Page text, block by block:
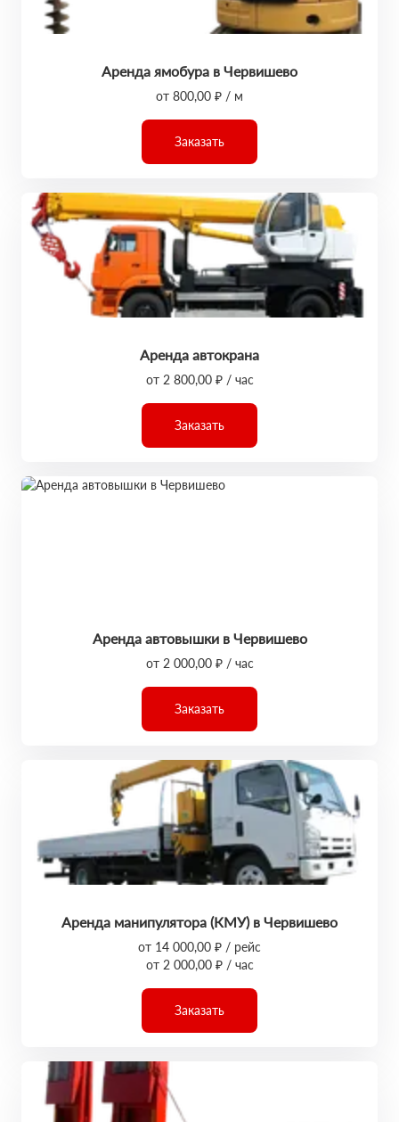
Аренда ямобура в Червишево
от 800,00 ₽ / м
Заказать
Аренда автокрана
от 2 800,00 ₽ / час
Заказать
Аренда автовышки в Червишево
от 2 000,00 ₽ / час
Заказать
Аренда манипулятора (КМУ) в Червишево
от 14 000,00 ₽ / рейс
от 2 000,00 ₽ / час
Заказать